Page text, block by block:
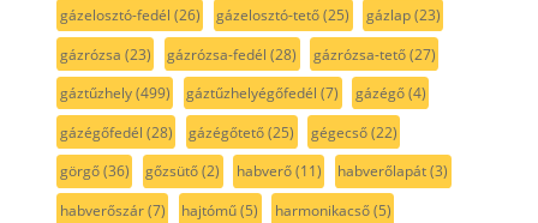
gázelosztó-fedél (26) gázelosztó-tető(25) gázlap(23)
gázrózsa (23) gázrózsa-fedél (28) gázrózsa-tető(27)
gáztűzhely(499) gáztűzhelyégőfedél (7) gázégő(4)
gázégőfedél (28) gázégőtető(25) gégecső(22)
görgő(36) gőzsütő(2) habverő(11) habverőlapát(3)
habverőszár(7) hajtómű(5) harmonikacső(5)